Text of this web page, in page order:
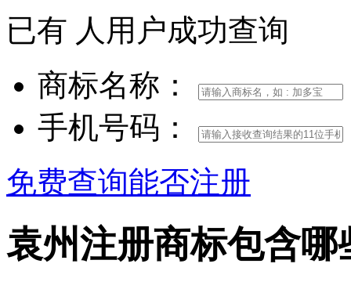
已有 人用户成功查询
商标名称：
手机号码：
免费查询能否注册
袁州注册商标包含哪